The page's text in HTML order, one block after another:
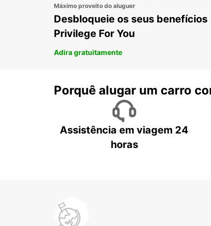
Máximo proveito do aluguer
Desbloqueie os seus benefícios
Privilege For You
Adira gratuitamente
Porquê alugar um carro
Assistência em viagem 24
horas